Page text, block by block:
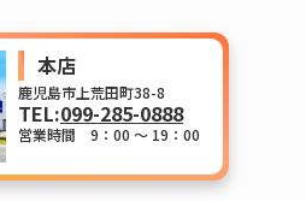
本店
鹿児島市上荒田町38-8
TEL:099-285-0888
営業時間 9：00 ～ 19：00